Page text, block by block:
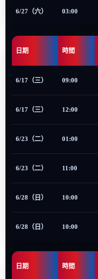
6/27（六） 03:00
日期 時間
6/17（三） 09:00
6/17（三） 12:00
6/23（二） 01:00
6/23（二） 11:00
6/28（日） 10:00
6/28（日） 10:00
日期 時間